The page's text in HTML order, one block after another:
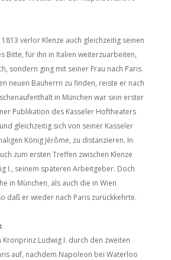
verlor Klenze auch gleichzeitig seinen
Bitte, für ihn in Italien weiterzuarbeiten,
sondern ging mit seiner Frau nach Paris.
neuen Bauherrn zu finden, reiste er nach
in München war sein erster
Publikation des Kasseler Hoftheaters
gleichzeitig sich von seiner Kasseler
König Jérôme, zu distanzieren. In
zum ersten Treffen zwischen Klenze
I., seinem späteren Arbeitgeber. Doch
in München, als auch die in Wien
daß er wieder nach Paris zurückkehrte.
Kronprinz Ludwig I. durch den zweiten
auf, nachdem Napoleon bei Waterloo